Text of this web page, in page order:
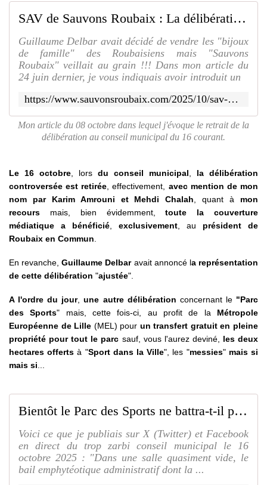
SAV de Sauvons Roubaix : La délibération dite Sport dans la Ville sera retirée lors du prochain conseil municipal le 16 octobre !!! - SAUVONS ROUBAIX
Guillaume Delbar avait décidé de vendre les "bijoux
de famille" des Roubaisiens mais "Sauvons
Roubaix" veillait au grain !!! Dans mon article du
24 juin dernier, je vous indiquais avoir introduit un
https://www.sauvonsroubaix.com/2025/10/sav-de-sauvons-roubaix-la-deliberation-dite-sport-dans-la-ville-sera-retiree-lors-du-prochain-conseil-municipal-le-16-octobre.html
Mon article du 08 octobre dans lequel j'évoque le retrait de la
délibération au conseil municipal du 16 courant.
Le 16 octobre , lors du conseil municipal
la délibération
controversée est retirée , effectivement, avec mention de mon
nom par Karim Amrouni et Mehdi Chalah , quant à mon
recours mais, bien évidemment,
toute la couverture
médiatique a bénéficié
exclusivement , au président de
Roubaix en Commun
En revanche,Guillaume Delbaravait annoncé la représentation
de cette délibération "ajustée".
A l'ordre du jour,une autre délibération concernant le "Parc
des Sports" mais, cette fois-ci, au profit de la Métropole
Européenne de Lille (MEL) pour un transfert gratuit en pleine
propriété pour tout le parc sauf, vous l'aurez deviné, les deux
hectares offerts à "Sport dans la Ville", les "messies" mais si
mais si
Bientôt le Parc des Sports ne battra-t-il plus pavillon Roubaignot... Roubaisiennes, Roubaisiens, MEL-ons-nous de nos oignons ??? - SAUVONS ROUBAIX
Voici ce que je publiais sur X (Twitter) et Facebook
en direct du trop zarbi conseil municipal le 16
octobre 2025 : "Dans une salle quasiment vide, le
bail emphytéotique administratif dont la ...